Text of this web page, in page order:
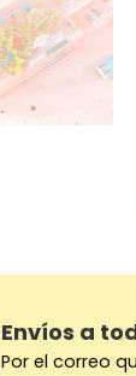
Envíos a
Por el correo